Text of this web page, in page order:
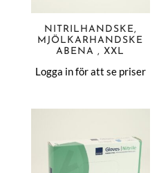
NITRILHANDSKE,
MJÖLKARHANDSKE
ABENA , XXL
Logga in för att se priser